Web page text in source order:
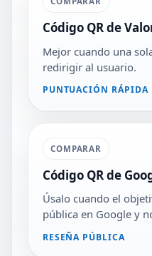
Código QR de
Mejor cuando una
redirigir al usuario.
PUNTUACIÓN RÁPIDA
COMPARAR
Código QR de
Úsalo cuando el
pública en Google y
RESEÑA PÚBLICA